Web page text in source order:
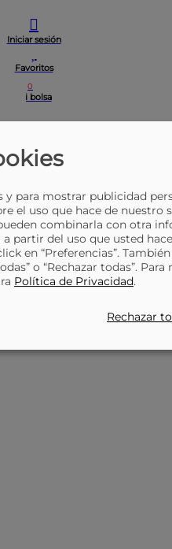
Iniciar sesión
Favoritos
0
Mi bolsa
para mostrar publicidad
el uso que hace de nuestro
combinarla con otra
partir del uso que usted
en “Preferencias”.
o “Rechazar todas”.
Política de Privacidad.
Rechazar